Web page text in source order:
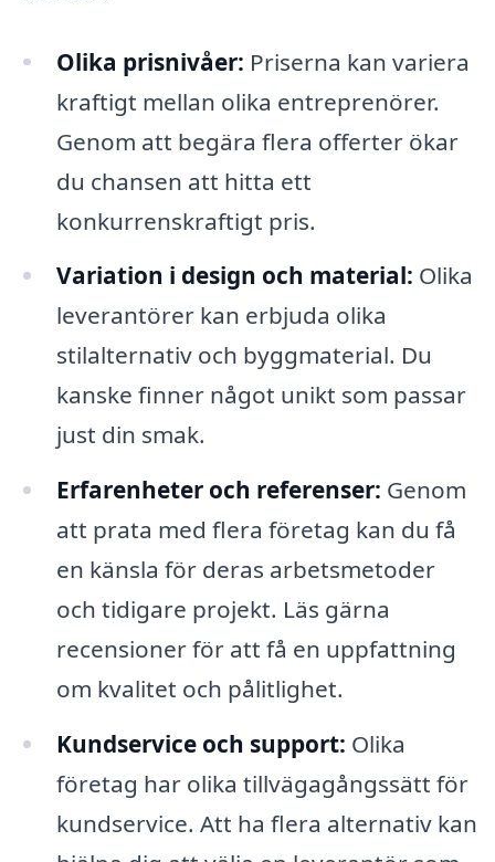
Olika prisnivåer: Priserna kan variera
kraftigt mellan olika entreprenörer.
Genom att begära flera offerter ökar
du chansen att hitta ett
konkurrenskraftigt pris.
Variation i design och material: Olika
leverantörer kan erbjuda olika
stilalternativ och byggmaterial. Du
kanske finner något unikt som passar
just din smak.
Erfarenheter och referenser: Genom
att prata med flera företag kan du få
en känsla för deras arbetsmetoder
och tidigare projekt. Läs gärna
recensioner för att få en uppfattning
om kvalitet och pålitlighet.
Kundservice och support: Olika
företag har olika tillvägagångssätt för
kundservice. Att ha flera alternativ kan